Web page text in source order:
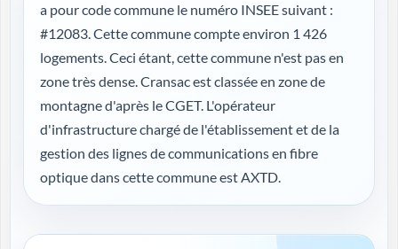
a pour code commune le numéro INSEE suivant :
#12083. Cette commune compte environ 1 426
logements. Ceci étant, cette commune n'est pas en
zone très dense. Cransac est classée en zone de
montagne d'après le CGET. L'opérateur
d'infrastructure chargé de l'établissement et de la
gestion des lignes de communications en fibre
optique dans cette commune est AXTD.